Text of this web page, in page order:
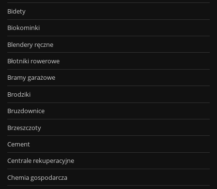
Bidety
Biokominki
Blendery ręczne
Błotniki rowerowe
Bramy garażowe
Brodziki
Bruzdownice
Brzeszczoty
Cement
Centrale rekuperacyjne
Chemia gospodarcza